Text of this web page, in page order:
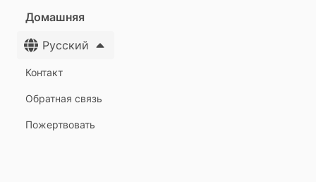
Домашняя
Русский
Контакт
Обратная связь
Пожертвовать